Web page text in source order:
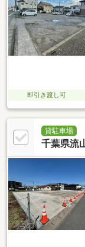
即引き渡し可
貸駐車場
千葉県流